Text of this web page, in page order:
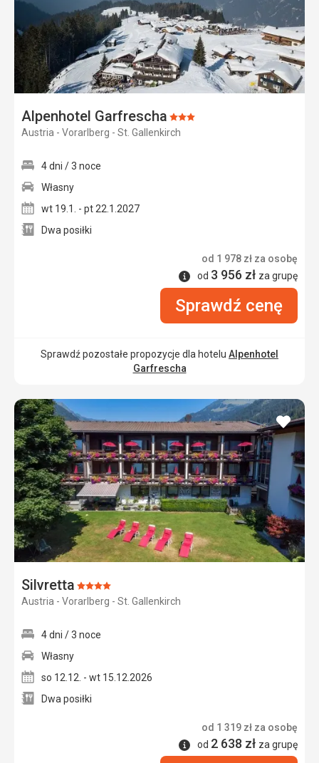
Alpenhotel Garfrescha Ocena:
3/5
Austria - Vorarlberg - St. Gallenkirch
4 dni / 3 noce
Własny
wt 19.1. - pt 22.1.2027
Dwa posiłki
od 1 978 zł za osobę
Informacje
od 3 956 zł za grupę
Sprawdź cenę
Sprawdź pozostałe propozycje dla hotelu Alpenhotel
Garfrescha
Silvretta Ocena:
4/5
Austria - Vorarlberg - St. Gallenkirch
dodaj
do
4 dni / 3 noce
Własny
so 12.12. - wt 15.12.2026
Dwa posiłki
od 1 319 zł za osobę
Informacje
od 2 638 zł za grupę